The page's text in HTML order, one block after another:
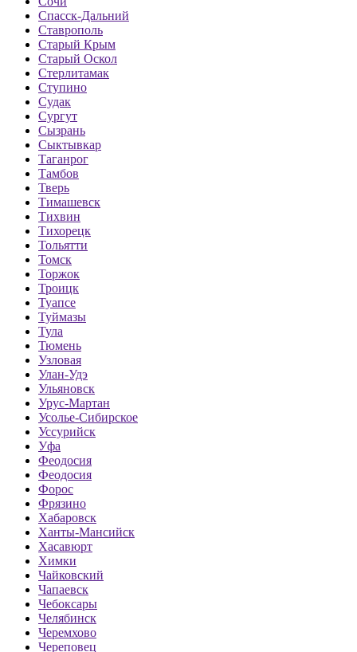
Спасск-Дальний
Ставрополь
Старый Крым
Старый Оскол
Стерлитамак
Ступино
Судак
Сургут
Сызрань
Сыктывкар
Таганрог
Тамбов
Тверь
Тимашевск
Тихвин
Тихорецк
Тольятти
Томск
Торжок
Троицк
Туапсе
Туймазы
Тула
Тюмень
Узловая
Улан-Удэ
Ульяновск
Урус-Мартан
Усолье-Сибирское
Уссурийск
Уфа
Феодосия
Феодосия
Форос
Фрязино
Хабаровск
Ханты-Мансийск
Хасавюрт
Химки
Чайковский
Чапаевск
Чебоксары
Челябинск
Черемхово
Череповец